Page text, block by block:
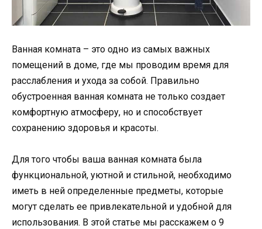
Ванная комната – это одно из самых важных
помещений в доме, где мы проводим время для
расслабления и ухода за собой. Правильно
обустроенная ванная комната не только создает
комфортную атмосферу, но и способствует
сохранению здоровья и красоты.
Для того чтобы ваша ванная комната была
функциональной, уютной и стильной, необходимо
иметь в ней определенные предметы, которые
могут сделать ее привлекательной и удобной для
использования. В этой статье мы расскажем о 9